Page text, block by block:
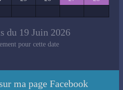
du 19 Juin 2026
pour cette date
ma page Facebook